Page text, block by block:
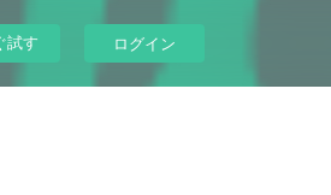
試す ログイン